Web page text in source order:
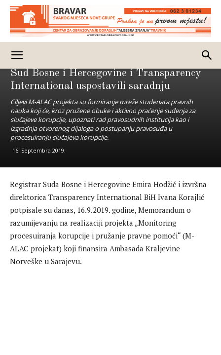
Vijesti
Sud Bosne i Hercegovine i Transparency
International uspostavili saradnju
Ciljevi M-ALAC projekta su formiranje mreže studenata pravnih
nauka koji će, kroz pružene obuke i aktivno praćenje suđenja za
slučajeve korupcije, upoznati rad pravosudnih institucija kao i
izgradnja otvorenog dijaloga o postupanju pravosuđa u
procesuiranju slučajeva korupcije.
16. Septembra 2019.
Registrar Suda Bosne i Hercegovine Emira Hodžić i izvršna
direktorica Transparency International BiH Ivana Korajlić
potpisale su danas, 16.9.2019. godine, Memorandum o
razumijevanju na realizaciji projekta „Monitoring
procesuiranja korupcije i pružanje pravne pomoći“ (M-
ALAC projekat) koji finansira Ambasada Kraljevine
Norveške u Sarajevu.